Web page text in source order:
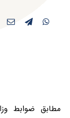
مطابق ضوابط